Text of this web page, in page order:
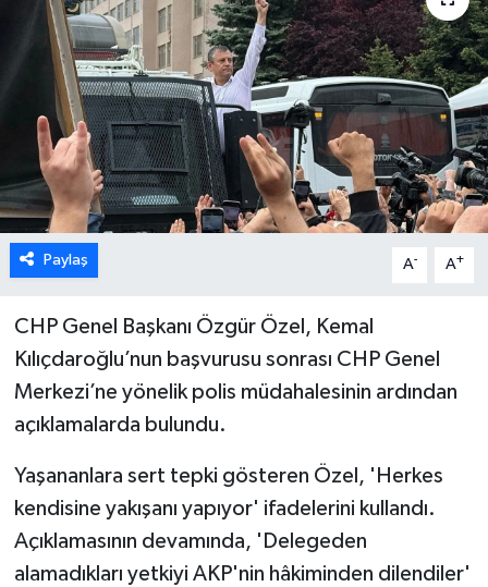
Paylaş A- A+
CHP Genel Başkanı Özgür Özel, Kemal
Kılıçdaroğlu’nun başvurusu sonrası CHP Genel
Merkezi’ne yönelik polis müdahalesinin ardından
açıklamalarda bulundu.
Yaşananlara sert tepki gösteren Özel, 'Herkes
kendisine yakışanı yapıyor' ifadelerini kullandı.
Açıklamasının devamında, 'Delegeden
alamadıkları yetkiyi AKP'nin hâkiminden dilendiler'
Spor
Ulusal